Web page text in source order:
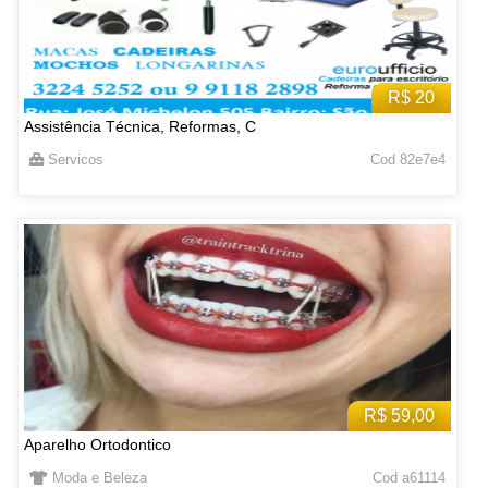
R$ 20
Assistência Técnica, Reformas, C
Servicos Cod 82e7e4
R$ 59,00
Aparelho Ortodontico
Moda e Beleza Cod a61114